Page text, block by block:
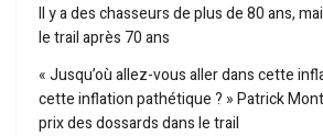
Il y a des chasseurs de plus de 80 ans,
le trail après 70 ans
« Jusqu’où allez-vous aller dans cette
cette inflation pathétique ? » Patrick
prix des dossards dans le trail